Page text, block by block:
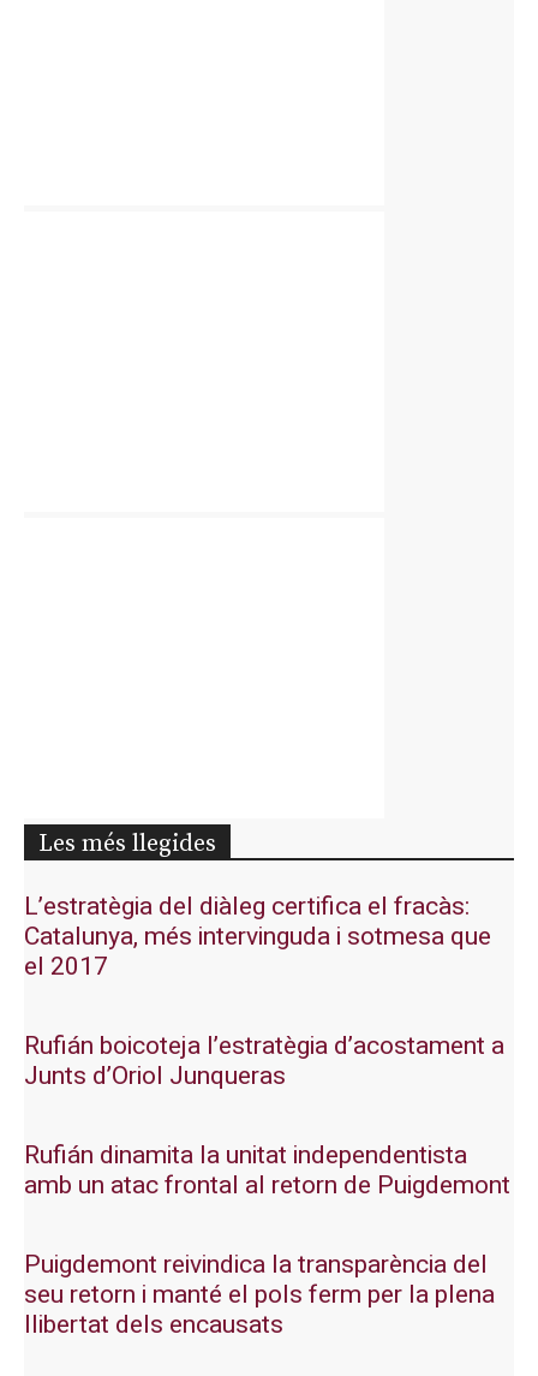
Les més llegides
L’estratègia del diàleg certifica el fracàs:
Catalunya, més intervinguda i sotmesa que
el 2017
Rufián boicoteja l’estratègia d’acostament a
Junts d’Oriol Junqueras
Rufián dinamita la unitat independentista
amb un atac frontal al retorn de Puigdemont
Puigdemont reivindica la transparència del
seu retorn i manté el pols ferm per la plena
llibertat dels encausats